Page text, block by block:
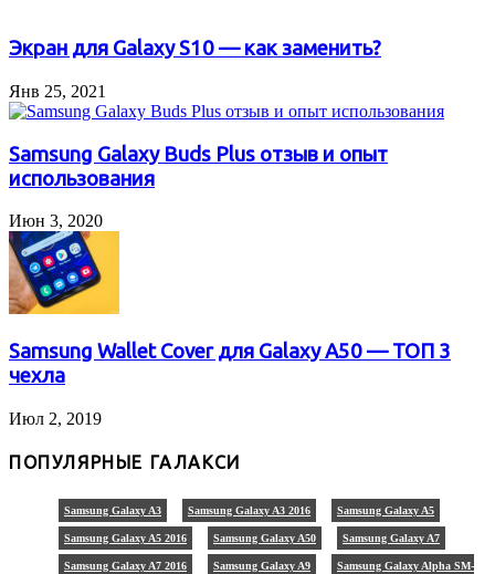
Экран для Galaxy S10 — как заменить?
Янв 25, 2021
Samsung Galaxy Buds Plus отзыв и опыт
использования
Июн 3, 2020
Samsung Wallet Cover для Galaxy A50 — ТОП 3
чехла
Июл 2, 2019
ПОПУЛЯРНЫЕ ГАЛАКСИ
Samsung Galaxy A3 Samsung Galaxy A3 2016 Samsung Galaxy A5
Samsung Galaxy A5 2016 Samsung Galaxy A50 Samsung Galaxy A7
Samsung Galaxy A7 2016 Samsung Galaxy A9 Samsung Galaxy Alpha SM-